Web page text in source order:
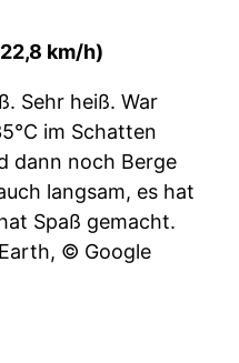
km/h)
Sehr heiß. War
im Schatten
dann noch Berge
langsam, es hat
Spaß gemacht.
© Google